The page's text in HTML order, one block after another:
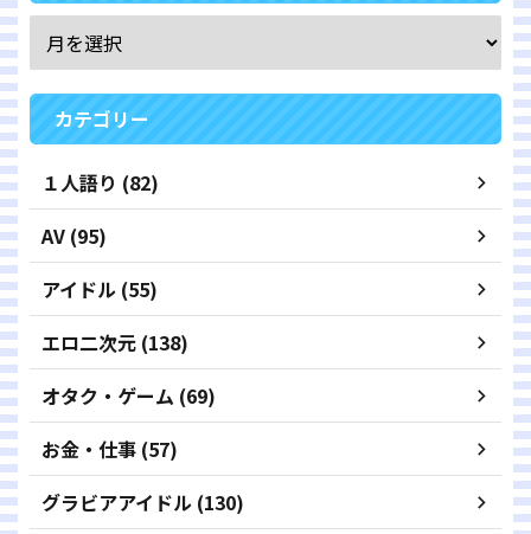
カテゴリー
１人語り (82)
AV (95)
アイドル (55)
エロ二次元 (138)
オタク・ゲーム (69)
お金・仕事 (57)
グラビアアイドル (130)